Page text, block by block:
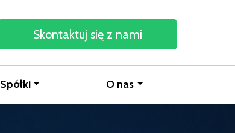
Skontaktuj się z nami
Spółki O nas